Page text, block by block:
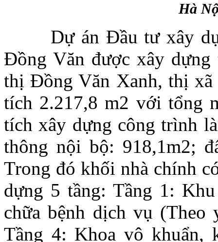
Hà
Dự án Đầu tư xây
Đồng Văn được xây
thị Đồng Văn Xanh, thị
tích 2.217,8 m2 với tổng
tích xây dựng công trình
thông nội bộ: 918,1m2;
Trong đó khối nhà chính
dựng 5 tầng: Tầng 1:
chữa bệnh dịch vụ (Theo
Tầng 4: Khoa vô khuẩn,